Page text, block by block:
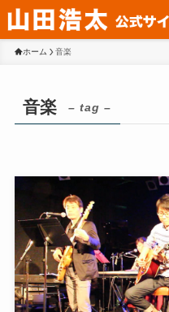
ホーム 音楽
音楽 – tag –